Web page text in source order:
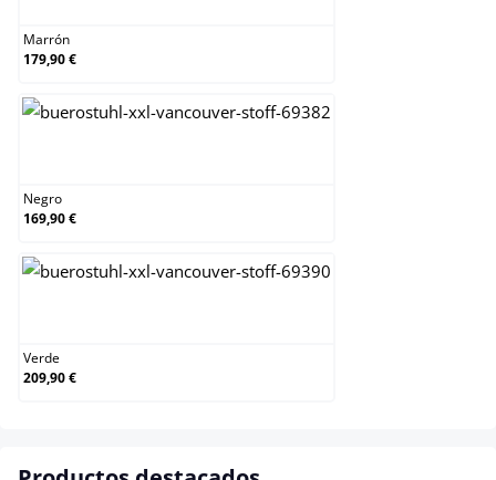
Marrón
179,90 €
Negro
169,90 €
Verde
209,90 €